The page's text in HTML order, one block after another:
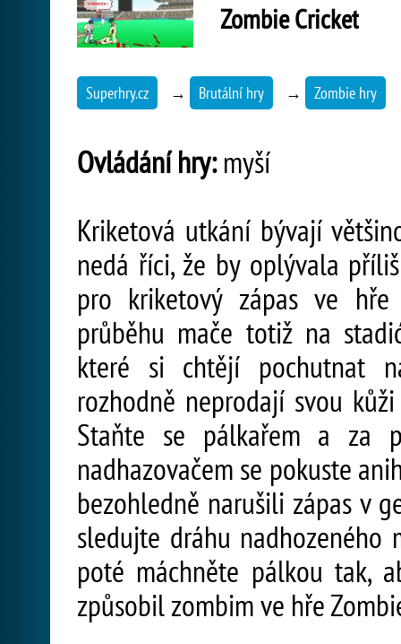
Zombie Cricket
Superhry.cz → Brutální hry → Zombie hry
Ovládání hry:myší
Kriketová utkání bývají
nedá říci, že by oplývala
pro kriketový zápas ve
průběhu mače totiž na
které si chtějí pochutnat
rozhodně neprodají svou
Staňte se pálkařem a za
nadhazovačem se pokuste
bezohledně narušili zápas v
sledujte dráhu nadhozeného
poté máchněte pálkou tak,
způsobil zombim ve hře